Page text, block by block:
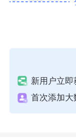
新用户立即
首次添加